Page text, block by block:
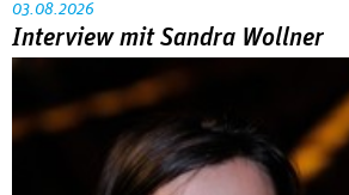
03.08.2026
Interview mit Sandra Wollner